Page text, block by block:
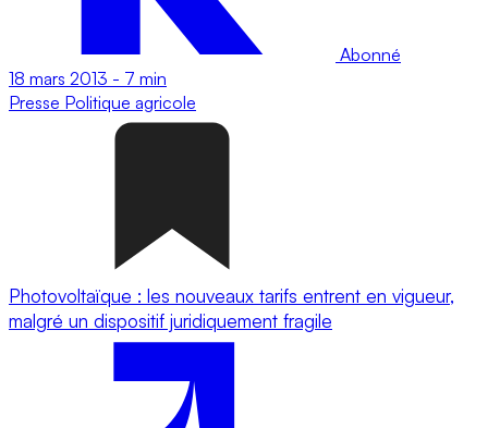
Abonné
18 mars 2013 - 7 min
Presse Politique agricole
Photovoltaïque : les nouveaux tarifs entrent en vigueur,
malgré un dispositif juridiquement fragile